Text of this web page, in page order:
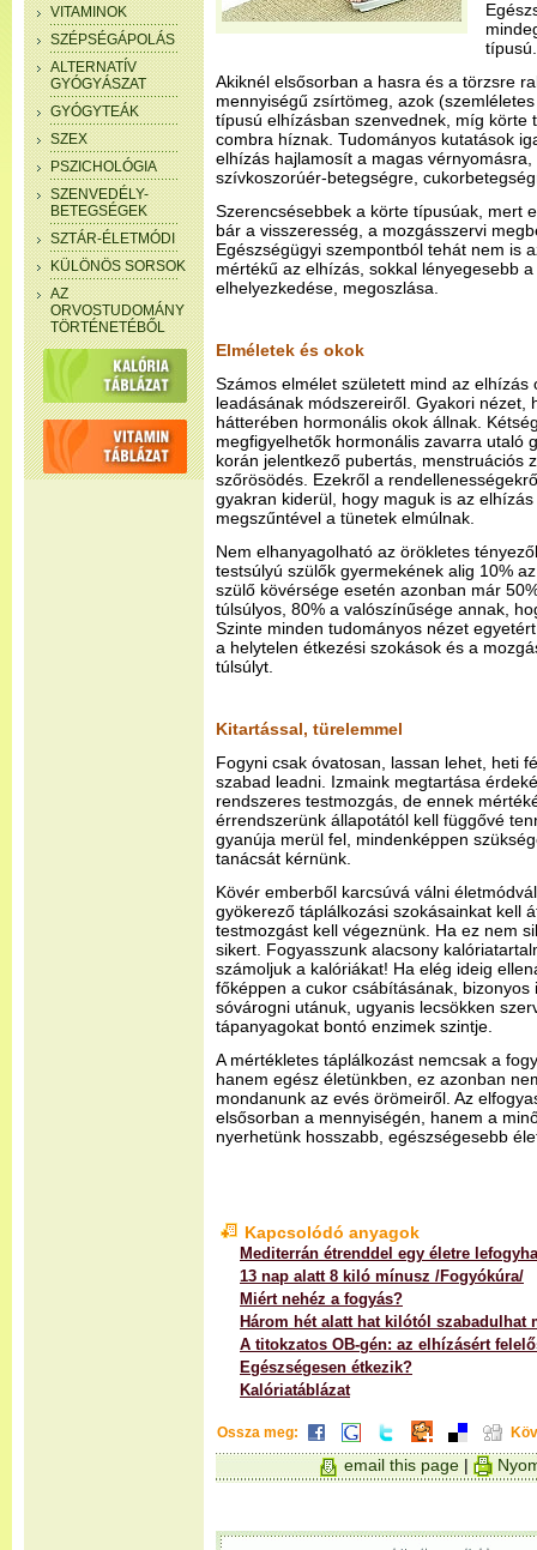
VITAMINOK
SZÉPSÉGÁPOLÁS
ALTERNATÍV
GYÓGYÁSZAT
GYÓGYTEÁK
SZEX
PSZICHOLÓGIA
SZENVEDÉLY-
BETEGSÉGEK
SZTÁR-ÉLETMÓDI
KÜLÖNÖS SORSOK
AZ
ORVOSTUDOMÁNY
TÖRTÉNETÉBŐL
típusú.
Akiknél elsősorban a hasra és a törzsre
mennyiségű zsírtömeg, azok
típusú elhízásban szenvednek, míg körte
combra híznak. Tudományos kutatások
elhízás hajlamosít a magas
szívkoszorúér-betegségre,
Szerencsésebbek a körte típusúak, mert
bár a visszeresség, a mozgásszervi
Egészségügyi szempontból tehát nem is
mértékű az elhízás, sokkal lényegesebb
elhelyezkedése, megoszlása.
Elméletek és okok
Számos elmélet született mind az elhízás
leadásának módszereiről. Gyakori nézet,
hátterében hormonális okok állnak.
megfigyelhetők hormonális zavarra utaló
korán jelentkező pubertás, menstruációs
szőrösödés. Ezekről a
gyakran kiderül, hogy maguk is az
megszűntével a tünetek elmúlnak.
Nem elhanyagolható az örökletes
testsúlyú szülők gyermekének alig 10%
szülő kövérsége esetén azonban már
túlsúlyos, 80% a valószínűsége annak,
Szinte minden tudományos nézet
a helytelen étkezési szokások és a
túlsúlyt.
Kitartással, türelemmel
Fogyni csak óvatosan, lassan lehet, heti
szabad leadni. Izmaink megtartása
rendszeres testmozgás, de ennek
érrendszerünk állapotától kell függővé
gyanúja merül fel, mindenképpen
tanácsát kérnünk.
Kövér emberből karcsúvá válni
gyökerező táplálkozási szokásainkat kell
testmozgást kell végeznünk. Ha ez nem
sikert. Fogyasszunk alacsony
számoljuk a kalóriákat! Ha elég ideig
főképpen a cukor csábításának,
sóvárogni utánuk, ugyanis lecsökken
tápanyagokat bontó enzimek szintje.
A mértékletes táplálkozást nemcsak a
hanem egész életünkben, ez azonban
mondanunk az evés örömeiről. Az
elsősorban a mennyiségén, hanem a
nyerhetünk hosszabb, egészségesebb
Kapcsolódó anyagok
Mediterrán étrenddel egy életre
13 nap alatt 8 kiló mínusz /Fogyókúra/
Miért nehéz a fogyás?
Három hét alatt hat kilótól szabadulhat
A titokzatos OB-gén: az elhízásért
Egészségesen étkezik?
Kalóriatáblázat
Ossza meg:
email this page |